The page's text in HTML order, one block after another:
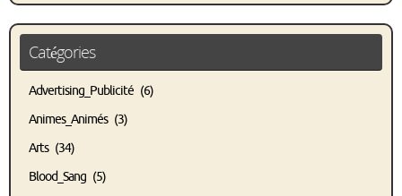
Catégories
Advertising_Publicité (6)
Animes_Animés(3)
Arts(34)
Blood_Sang (5)